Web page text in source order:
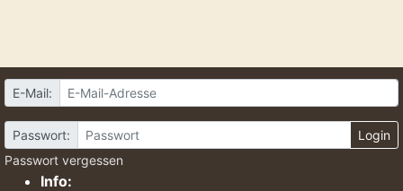
E-Mail:
Passwort:
Login
Passwort vergessen
Info: